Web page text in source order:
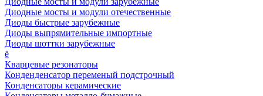
Диодные мосты и модули отечественные
Диоды быстрые зарубежные
Диоды выпрямительные импортные
Диоды шоттки зарубежные
ё
Кварцевые резонаторы
Конденденсатор переменый подстрочный
Конденсаторы керамические